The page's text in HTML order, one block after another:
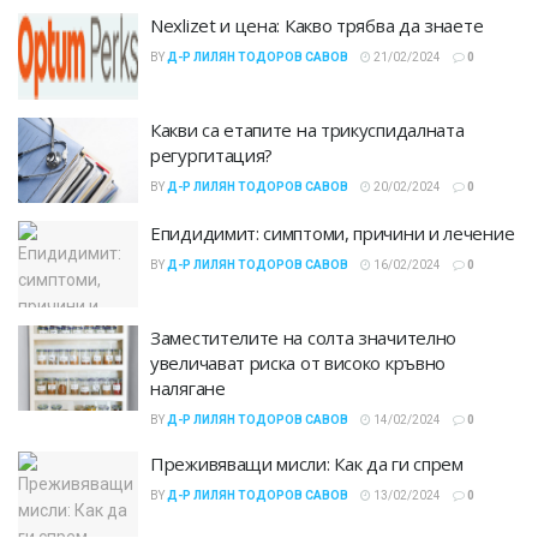
Nexlizet и цена: Какво трябва да знаете
BY Д-Р ЛИЛЯН ТОДОРОВ САВОВ 21/02/2024 0
Какви са етапите на трикуспидалната
регургитация?
BY Д-Р ЛИЛЯН ТОДОРОВ САВОВ 20/02/2024 0
Епидидимит: симптоми, причини и лечение
BY Д-Р ЛИЛЯН ТОДОРОВ САВОВ 16/02/2024 0
Заместителите на солта значително
увеличават риска от високо кръвно
налягане
BY Д-Р ЛИЛЯН ТОДОРОВ САВОВ 14/02/2024 0
Преживяващи мисли: Как да ги спрем
BY Д-Р ЛИЛЯН ТОДОРОВ САВОВ 13/02/2024 0